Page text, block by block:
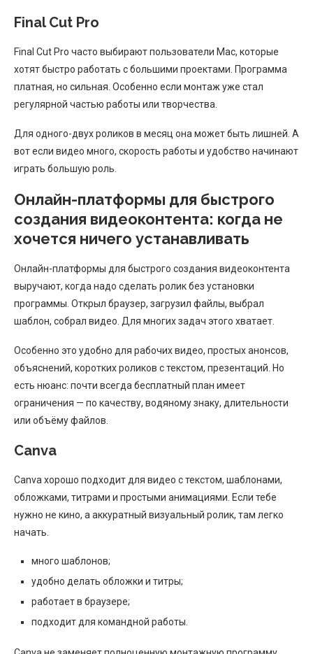
Final Cut Pro
Final Cut Pro часто выбирают пользователи Mac, которые
хотят быстро работать с большими проектами. Программа
платная, но сильная. Особенно если монтаж уже стал
регулярной частью работы или творчества.
Для одного-двух роликов в месяц она может быть лишней. А
вот если видео много, скорость работы и удобство начинают
играть большую роль.
Онлайн-платформы для быстрого
создания видеоконтента: когда не
хочется ничего устанавливать
Онлайн-платформы для быстрого создания видеоконтента
выручают, когда надо сделать ролик без установки
программы. Открыл браузер, загрузил файлы, выбрал
шаблон, собрал видео. Для многих задач этого хватает.
Особенно это удобно для рабочих видео, простых анонсов,
объяснений, коротких роликов с текстом, презентаций. Но
есть нюанс: почти всегда бесплатный план имеет
ограничения — по качеству, водяному знаку, длительности
или объёму файлов.
Canva
Canva хорошо подходит для видео с текстом, шаблонами,
обложками, титрами и простыми анимациями. Если тебе
нужно не кино, а аккуратный визуальный ролик, там легко
начать.
много шаблонов;
удобно делать обложки и титры;
работает в браузере;
подходит для командной работы.